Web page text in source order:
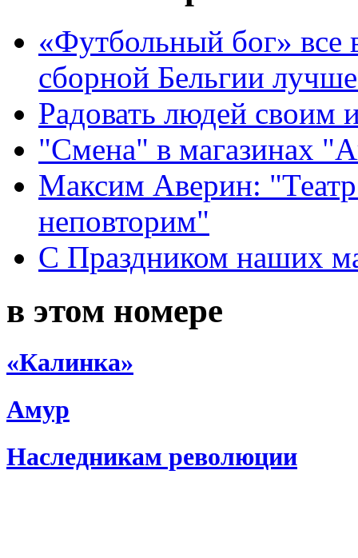
«Футбольный бог» все
сборной Бельгии
Радовать людей своим
"Смена" в магазинах
Максим Аверин:
неповторим"
С Праздником наших
в этом номере
«Калинка»
Амур
Наследникам революции